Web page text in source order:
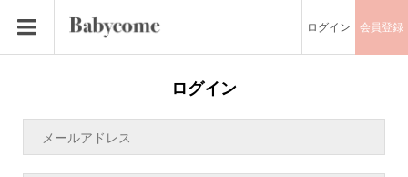
ログイン 会員登録
ログイン